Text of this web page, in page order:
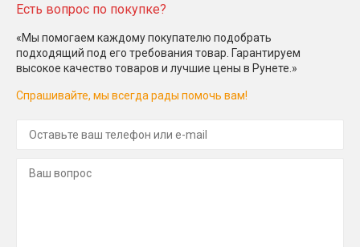
Есть вопрос по покупке?
«Мы помогаем каждому покупателю подобрать
подходящий под его требования товар. Гарантируем
высокое качество товаров и лучшие цены в Рунете.»
Спрашивайте, мы всегда рады помочь вам!